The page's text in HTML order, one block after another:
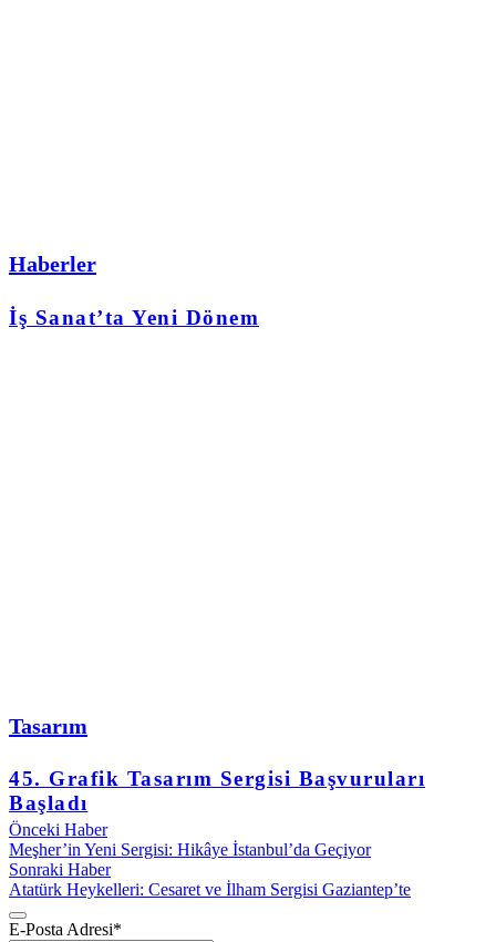
Haberler
İş Sanat’ta Yeni Dönem
Tasarım
45. Grafik Tasarım Sergisi Başvuruları
Başladı
Önceki Haber
Meşher’in Yeni Sergisi: Hikâye İstanbul’da Geçiyor
Sonraki Haber
Atatürk Heykelleri: Cesaret ve İlham Sergisi Gaziantep’te
E-Posta Adresi*